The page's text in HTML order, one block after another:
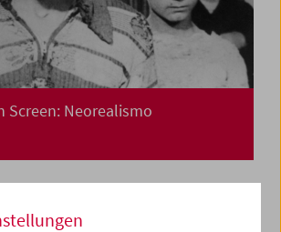
Screen: Neorealismo